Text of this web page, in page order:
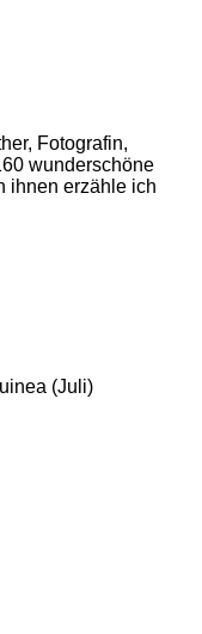
wunderschöne
ihnen erzähle ich
(Juli)